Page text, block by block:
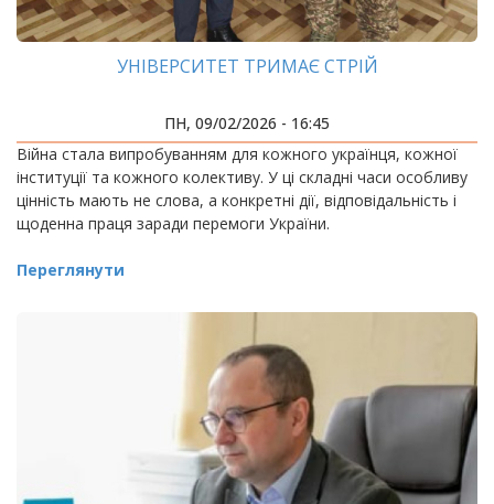
УНІВЕРСИТЕТ ТРИМАЄ СТРІЙ
ПН, 09/02/2026 - 16:45
Війна стала випробуванням для кожного українця, кожної
інституції та кожного колективу. У ці складні часи особливу
цінність мають не слова, а конкретні дії, відповідальність і
щоденна праця заради перемоги України.
Переглянути